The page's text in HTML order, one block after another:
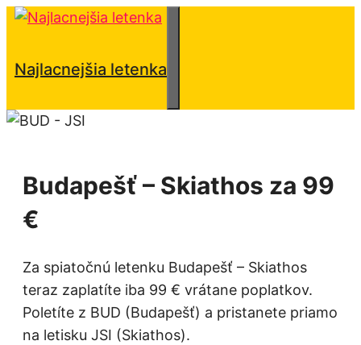
Preskočiť
obsah
Najlacnejšia letenka
Budapešť – Skiathos za 99
€
Za spiatočnú letenku Budapešť – Skiathos
teraz zaplatíte iba 99 € vrátane poplatkov.
Poletíte z BUD (Budapešť) a pristanete priamo
na letisku JSI (Skiathos).